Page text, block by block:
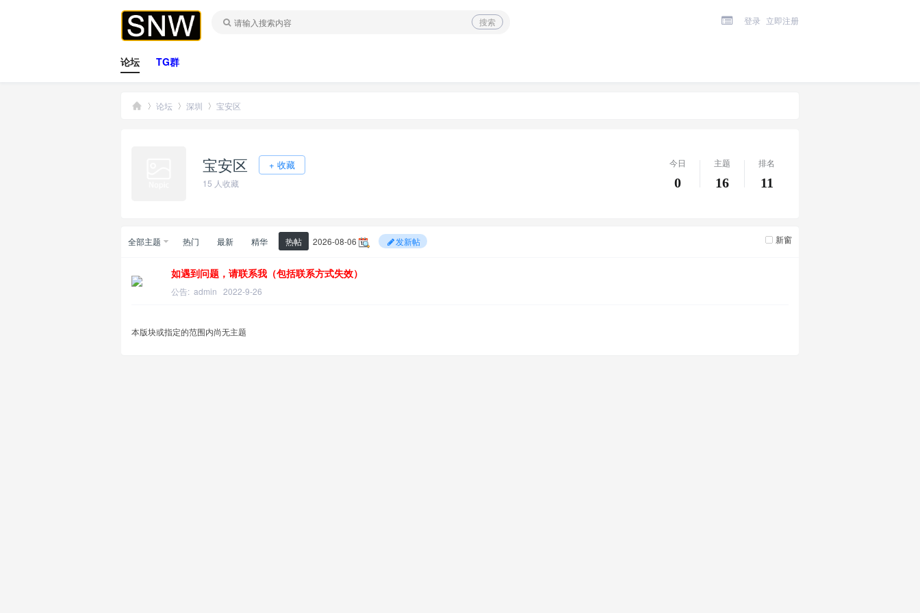
搜索 登录 立即注册
论坛 TG群
论坛 深圳
›
宝安区
宝安区 + 收藏
15 人收藏
今日
0
主题
16
排名
11
全部主题 热门 最新 精华 热帖 2026-08-06 发新帖 新窗
如遇到问题，请联系我（包括联系方式失效）
公告: admin 2022-9-26
本版块或指定的范围内尚无主题